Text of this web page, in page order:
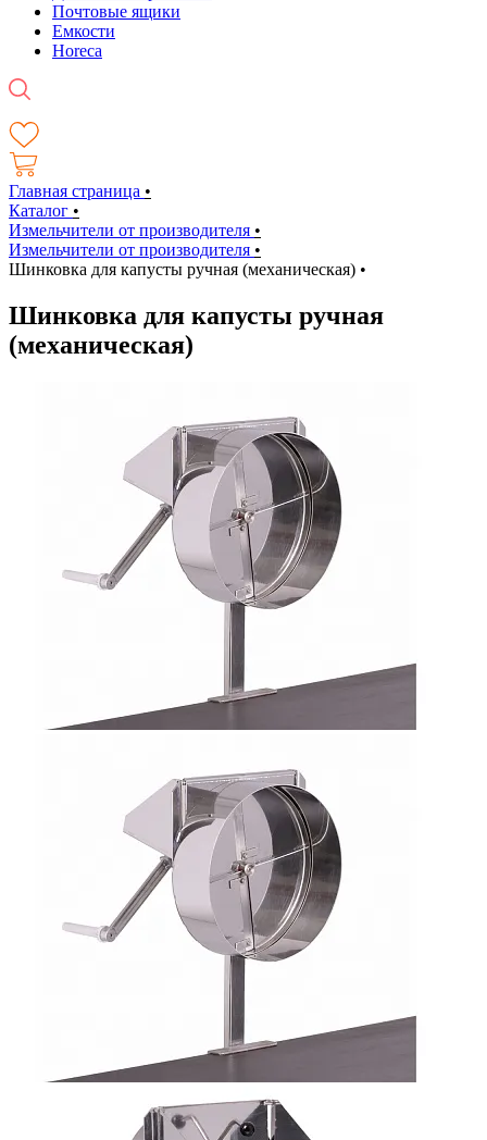
Почтовые ящики
Емкости
Horeca
Главная страница •
Каталог •
Измельчители от производителя •
Измельчители от производителя •
Шинковка для капусты ручная (механическая) •
Шинковка для капусты ручная
(механическая)